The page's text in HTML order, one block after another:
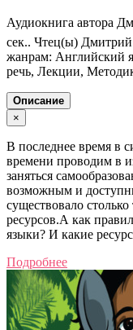
Аудиокнига автора
сек.. Чтец(ы)
жанрам: Английский
речь, Лекции,
Описание
×
В последнее время в
времени проводим в
заняться
возможным и
существовало
ресурсов.А как
языки? И какие
Подробнее